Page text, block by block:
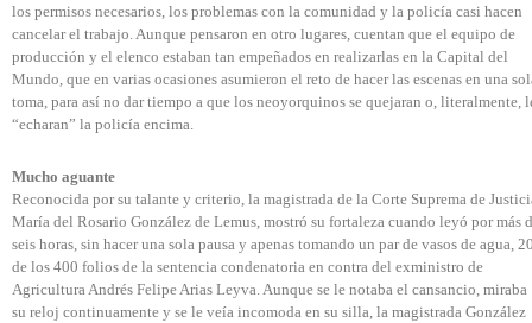
los permisos necesarios, los problemas con la comunidad y la policía casi hacen
cancelar el trabajo. Aunque pensaron en otro lugares, cuentan que el equipo de
producción y el elenco estaban tan empeñados en realizarlas en la Capital del
Mundo, que en varias ocasiones asumieron el reto de hacer las escenas en una
toma, para así no dar tiempo a que los neoyorquinos se quejaran o, literalmente,
“echaran” la policía encima.
Mucho aguante
Reconocida por su talante y criterio, la magistrada de la Corte Suprema de
María del Rosario González de Lemus, mostró su fortaleza cuando leyó por más
seis horas, sin hacer una sola pausa y apenas tomando un par de vasos de agua,
de los 400 folios de la sentencia condenatoria en contra del exministro de
Agricultura Andrés Felipe Arias Leyva. Aunque se le notaba el cansancio, miraba
su reloj continuamente y se le veía incomoda en su silla, la magistrada González